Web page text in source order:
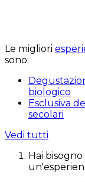
Le migliori
sono:
biologico
Esclusiva
secolari
Vedi tutti
Hai